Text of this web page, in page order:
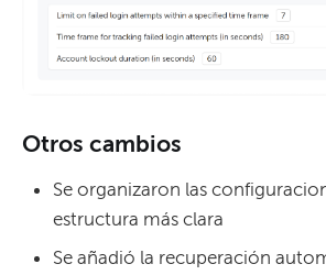
Otros cambios
Se organizaron las
estructura más clara
Se añadió la recuperación